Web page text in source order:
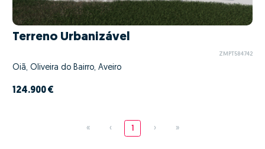
Terreno Urbanizável
ZMPT584742
Oiã, Oliveira do Bairro, Aveiro
124.900 €
« ‹ 1 › »